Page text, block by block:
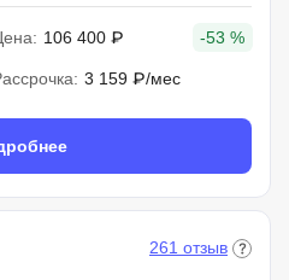
106 400 ₽ -53 %
3 159 ₽/мес
261 отзыв